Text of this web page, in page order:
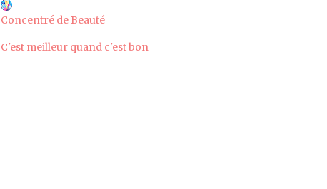
Concentré de Beauté
C'est meilleur quand c'est bon